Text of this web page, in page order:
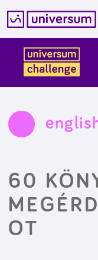
tartalomba
60
OT